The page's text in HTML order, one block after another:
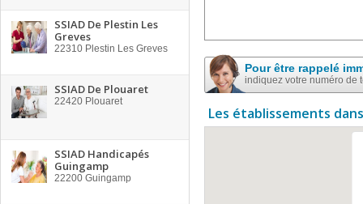
SSIAD De Plestin Les
Greves
22310 Plestin Les Greves
SSIAD De Plouaret
22420 Plouaret
SSIAD Handicapés
Guingamp
22200 Guingamp
Pour être rappelé
indiquez votre numéro de
Les établissements